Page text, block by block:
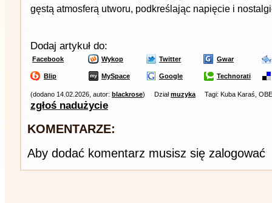
gęstą atmosferą utworu, podkreślając napięcie i
Dodaj artykuł do:
Facebook Wykop Twitter Gwar
Blip MySpace Google Technorati
(dodano 14.02.2026, autor: blackrose) Działmuzyka Tagi: Kuba Karaś,
zgłoś nadużycie
KOMENTARZE:
Aby dodać komentarz musisz się zalogować